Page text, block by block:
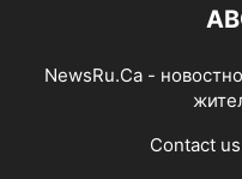
NewsRu.Ca -
Contact